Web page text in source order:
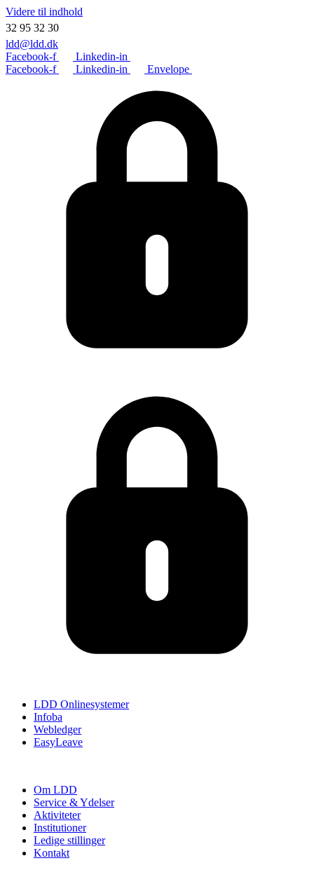
Videre til indhold
32 95 32 30
ldd@ldd.dk
Facebook-f
Linkedin-in
Facebook-f
Linkedin-in Envelope
LDD Onlinesystemer
Infoba
Webledger
EasyLeave
Om LDD
Service & Ydelser
Aktiviteter
Institutioner
Ledige stillinger
Kontakt